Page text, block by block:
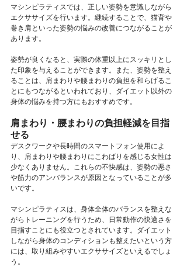
マシンピラティスでは、正しい姿勢を意識しながら
エクササイズを行います。継続することで、猫背や
巻き肩といった姿勢の悩みの改善につながることが
あります。
姿勢が良くなると、実際の体重以上にスッキリとし
た印象を与えることができます。また、姿勢を整え
ることは、肩まわりや腰まわりの負担を和らげるこ
とにもつながるといわれており、ダイエット以外の
身体の悩みを持つ方にもおすすめです。
肩まわり・腰まわりの負担軽減を目指
せる
デスクワークや長時間のスマートフォン使用によ
り、肩まわりや腰まわりにこわばりを感じる女性は
少なくありません。これらの不快感は、姿勢の悪さ
や筋力のアンバランスが原因となっていることが多
いです。
マシンピラティスは、身体全体のバランスを整えな
がらトレーニングを行うため、日常動作の快適さを
目指すことにも役立つとされています。ダイエット
しながら身体のコンディションも整えたいという方
には、取り組みやすいエクササイズといえるでしょ
う。